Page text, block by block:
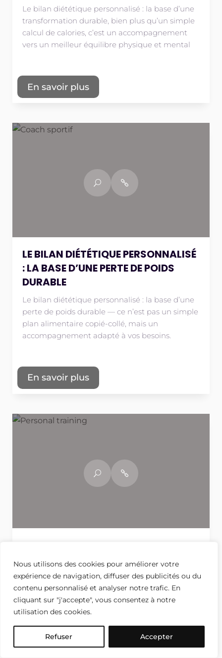
Nous utilisons des cookies pour améliorer votre
expérience de navigation, diffuser des publicités ou du
contenu personnalisé et analyser notre trafic. En
cliquant sur "j'accepte", vous consentez à notre
utilisation des cookies.
Refuser Accepter
Le bilan diététique personnalisé : la base d’une
transformation durable, bien plus qu’un simple
calcul de calories, c’est un accompagnement
vers un meilleur équilibre physique et mental
En savoir plus
LE BILAN DIÉTÉTIQUE PERSONNALISÉ
: LA BASE D’UNE PERTE DE POIDS
DURABLE
Le bilan diététique personnalisé : la base d’une
perte de poids durable — ce n’est pas un simple
plan alimentaire copié-collé, mais un
accompagnement adapté à vos besoins.
En savoir plus
DANS UNE SÉANCE
D’ÉLECTROSTIMULATION EMS
Comprendre ce que vous payez dans une
séance d’électrostimulation EMS En comparant
les tarifs EMS, on se focalise souvent sur le prix
affiché, négligeant l’accompagnement, la
qualité du coaching et le...